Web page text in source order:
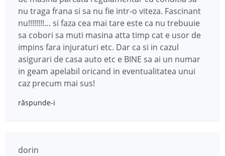
nu traga frana si sa nu fie intr-o viteza. Fascinant
nu!!!!!!!!… si faza cea mai tare este ca nu trebuuie
sa cobori sa muti masina atta timp cat e usor de
impins fara injuraturi etc. Dar ca si in cazul
asigurari de casa auto etc e BINE sa ai un numar
in geam apelabil oricand in eventualitatea unui
caz precum mai sus!
răspunde-i
dorin